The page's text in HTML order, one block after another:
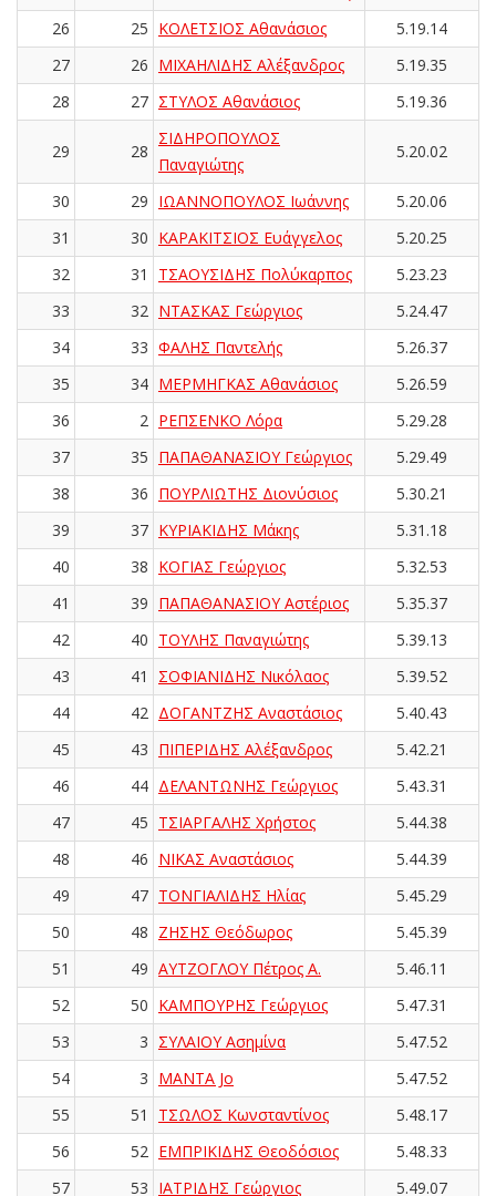
26
25 ΚΟΛΕΤΣΙΟΣ Αθανάσιος
5.19.14
27
26 ΜΙΧΑΗΛΙΔΗΣ Αλέξανδρος
5.19.35
28
27 ΣΤΥΛΟΣ Αθανάσιος 5.19.36
29 28
ΣΙΔΗΡΟΠΟΥΛΟΣ
Παναγιώτης
5.20.02
30 29 ΙΩΑΝΝΟΠΟΥΛΟΣ Ιωάννης
5.20.06
31
30 ΚΑΡΑΚΙΤΣΙΟΣ Ευάγγελος
5.20.25
32
31 ΤΣΑΟΥΣΙΔΗΣ Πολύκαρπος
5.23.23
33
32 ΝΤΑΣΚΑΣ Γεώργιος
5.24.47
34
33 ΦΑΛΗΣ Παντελής
5.26.37
35
34 ΜΕΡΜΗΓΚΑΣ Αθανάσιος
5.26.59
36
2 ΡΕΠΣΕΝΚΟ Λόρα
5.29.28
37
35 ΠΑΠΑΘΑΝΑΣΙΟΥ Γεώργιος
5.29.49
38
36 ΠΟΥΡΛΙΩΤΗΣ Διονύσιος
5.30.21
39
37 ΚΥΡΙΑΚΙΔΗΣ Μάκης
5.31.18
40
38 ΚΟΓΙΑΣ Γεώργιος
5.32.53
41
39 ΠΑΠΑΘΑΝΑΣΙΟΥ Αστέριος
5.35.37
42
40 ΤΟΥΛΗΣ Παναγιώτης
5.39.13
43
41 ΣΟΦΙΑΝΙΔΗΣ Νικόλαος
5.39.52
44
42 ΔΟΓΑΝΤΖΗΣ Αναστάσιος
5.40.43
45
43 ΠΙΠΕΡΙΔΗΣ Αλέξανδρος
5.42.21
46
44 ΔΕΛΑΝΤΩΝΗΣ Γεώργιος
5.43.31
47
45 ΤΣΙΑΡΓΑΛΗΣ Χρήστος
5.44.38
48
46 ΝΙΚΑΣ Αναστάσιος
5.44.39
49
47 ΤΟΝΓΙΑΛΙΔΗΣ Ηλίας
5.45.29
50
48 ΖΗΣΗΣ Θεόδωρος
5.45.39
51
49 ΑΥΤΖΟΓΛΟΥ Πέτρος Α.
5.46.11
52
50 ΚΑΜΠΟΥΡΗΣ Γεώργιος
5.47.31
53
3 ΣΥΛΑΙΟΥ Ασημίνα
5.47.52
54
3 MANTA Jo
5.47.52
55
51 ΤΣΩΛΟΣ Κωνσταντίνος
5.48.17
56
52 ΕΜΠΡΙΚΙΔΗΣ Θεοδόσιος
5.48.33
57
53 ΙΑΤΡΙΔΗΣ Γεώργιος
5.49.07